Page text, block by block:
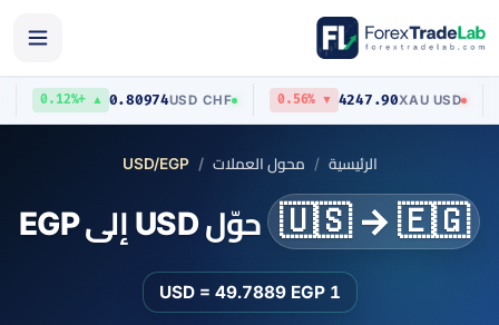
XAU/USD
4247.90
▼ 0.56%
USD/CHF
0.80974
▲ +0.12%
الرئيسية محول العملات USD/EGP
🇺🇸 → 🇪🇬 حوّل USD إلى EGP
1 USD = 49.7889 EGP